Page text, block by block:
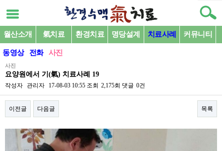
월산소개 氣치료 환경치료 명당설계 치료사례 커뮤니티
동영상 전화 사진
사진
요양원에서 기(氣) 치료사례 19
작성자 관리자 17-08-03 10:55 조회 2,175회 댓글 0건
이전글 다음글 목록